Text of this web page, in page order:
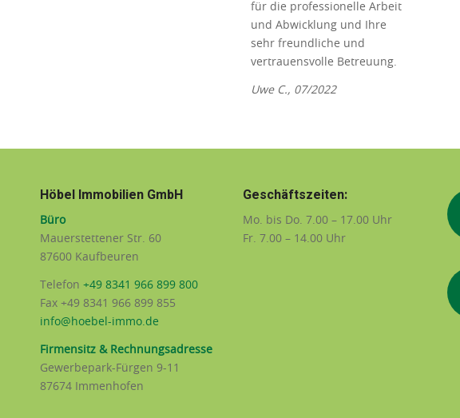
für die professionelle Arbeit
und Abwicklung und Ihre
sehr freundliche und
vertrauensvolle Betreuung.
Uwe C., 07/2022
Höbel Immobilien GmbH
Büro
Mauerstettener Str. 60
87600 Kaufbeuren
Telefon +49 8341 966 899 800
Fax +49 8341 966 899 855
info@hoebel-immo.de
Firmensitz & Rechnungsadresse
Gewerbepark-Fürgen 9-11
87674 Immenhofen
Geschäftszeiten:
Mo. bis Do. 7.00 – 17.00 Uhr
Fr. 7.00 – 14.00 Uhr